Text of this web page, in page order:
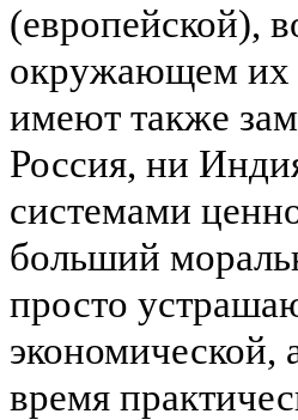
(европейской),
окружающем их
имеют также
Россия, ни
системами
больший
просто
экономической,
время